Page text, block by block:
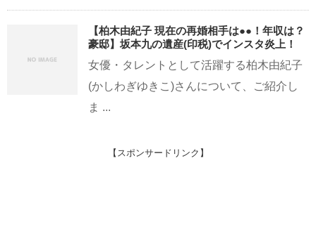
【柏木由紀子 現在の再婚相手は●●！年収は？
豪邸】坂本九の遺産(印税)でインスタ炎上！
女優・タレントとして活躍する柏木由紀子
(かしわぎゆきこ)さんについて、ご紹介し
ま ...
【スポンサードリンク】